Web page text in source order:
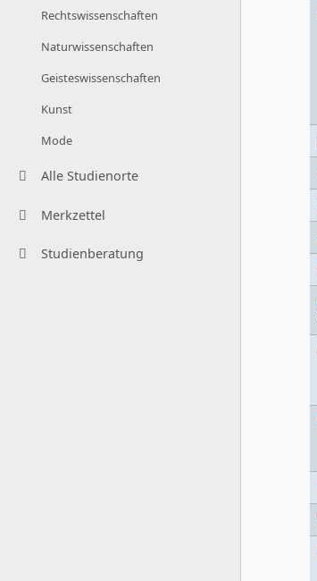
Rechtswissenschaften
Naturwissenschaften
Geisteswissenschaften
Kunst
Mode
Alle Studienorte
Merkzettel
Studienberatung